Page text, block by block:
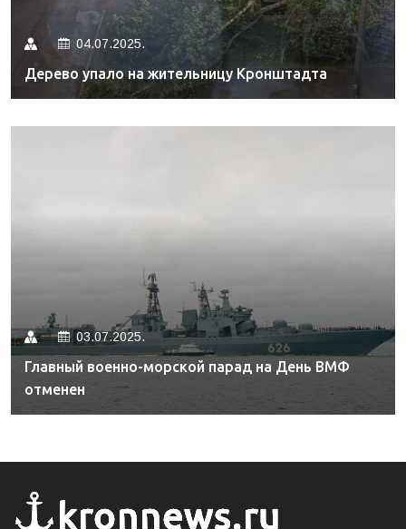
04.07.2025.
Дерево упало на жительницу Кронштадта
03.07.2025.
Главный военно-морской парад на День ВМФ
отменен